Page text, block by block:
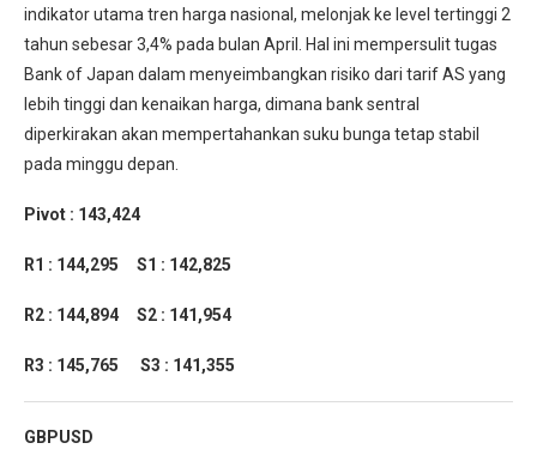
indikator utama tren harga nasional, melonjak ke level tertinggi 2
tahun sebesar 3,4% pada bulan April. Hal ini mempersulit tugas
Bank of Japan dalam menyeimbangkan risiko dari tarif AS yang
lebih tinggi dan kenaikan harga, dimana bank sentral
diperkirakan akan mempertahankan suku bunga tetap stabil
pada minggu depan.
Pivot : 143,424
R1 : 144,295 S1 : 142,825
R2 : 144,894 S2 : 141,954
R3 : 145,765 S3 : 141,355
GBPUSD